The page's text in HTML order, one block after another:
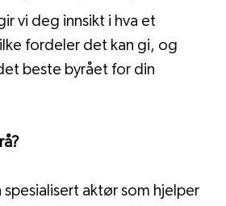
vi deg innsikt i hva et
fordeler det kan gi, og
beste byrået for din
spesialisert aktør som hjelper